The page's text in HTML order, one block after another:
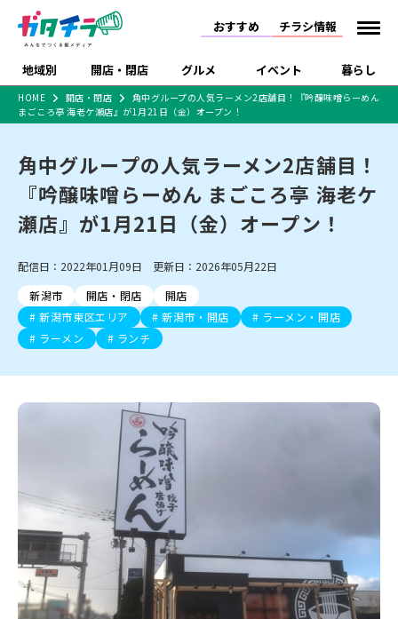
おすすめ チラシ情報
地域別 開店・閉店 グルメ イベント 暮らし
新潟市 下越
中越
佐渡
新潟市中央区 新潟市東区 新潟市西区
新潟市北区
新潟市南区
新潟市江南区 新潟市秋葉区
新潟市西蒲区
新発田・聖籠
三条・加茂・田上
五泉・阿賀野・阿賀
小千谷・十日町・津南
柏崎・刈羽・出雲崎
上越・妙高・糸魚川
開店 閉店
リニューアル・移転 休業 開店まとめ
閉店まとめ
新潟市・開店
新潟市・閉店
長岡市・開店
長岡市・閉店
上越市・開店
ラーメン・開店
ラーメン・閉店
ラーメン 現地レポート
和食
スイーツ ランチ
ご当地グルメ 食べ歩き テイクアウト
季節・期間限定
カフェ
居酒屋・バー 焼肉
パスタ
パン・ベーカリー
タレカツ・豚カツ
定食・町定食
日本酒・新潟清酒
ワイン・クラフトビール
ケーキ・パフェ
ビアガーデン・暑気払い
忘新年会・歓送迎会
体験・販売 祭り・伝統行事
趣味・展示会 ライブ・コンサート
スポーツ
酒月
セミナー・講演会 子ども向け 花火大会
入場無料
住宅展示場
完成見学会 学生スポーツ アルビレックス
施設・ショップ
住宅メーカー・工務
店
食品メーカー・県産
習い事・塾 アパレル・雑貨
フィットネス・ジム
観光スポット
温泉・入浴 ホテル 旅館
水族館
ビルボードプレイスBP
新潟伊勢丹
ピア万代
リバーサイド千秋
パティオPATIO
特売セール インタビュー
特集・まとめ記事
セツコママ ランキング 新潟人
キャンペーン
開店まとめ
閉店まとめ 人気記事まとめ
ラーメンまとめ
飲食店まとめ
食品スーパー・コンビ
ショッピングモール・
大型施設
ドラッグストア・ホーム
センター
ファッション 生活サービス
インテリア・雑貨
外食・テイクアウト
新潟市 チラシ
上越・妙高・糸魚川 チラシ
オープン・リニューアルセール
周年祭・感謝祭セール
年末・初売りセール
HOME 開店・閉店
角中グループの人気ラーメン2店舗目！『吟醸味噌らーめん
まごころ亭 海老ケ瀬店』が1月21日（金）オープン！
角中グループの人気ラーメン2店舗目！
『吟醸味噌らーめん まごころ亭 海老ケ
瀬店』が1月21日（金）オープン！
配信日：2022年01月09日 更新日：2026年05月22日
新潟市
開店・閉店
開店
新潟市東区エリア
新潟市・開店
ラーメン・開店
ラーメン
ランチ